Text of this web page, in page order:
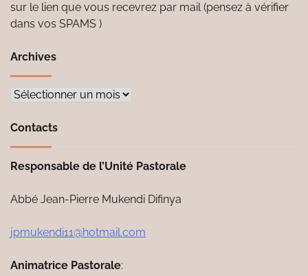
sur le lien que vous recevrez par mail (pensez à vérifier
dans vos SPAMS )
Archives
Archives
Contacts
Responsable de l’Unité Pastorale
Abbé Jean-Pierre Mukendi Difinya
jpmukendi11@hotmail.com
Animatrice Pastorale: